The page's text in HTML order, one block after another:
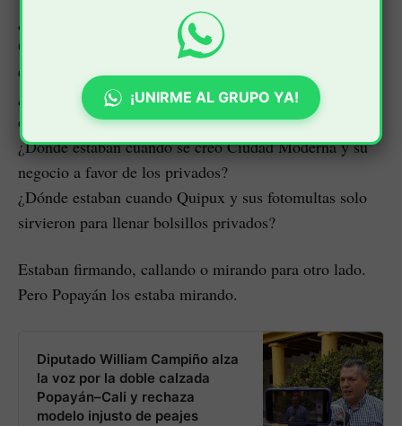
¿Dónde estaban cuando la Compañía Energética de
Occidente nos arrebato la distribución de la energía
eléctrica?
¿Dónde estaban cuando Serviaseo llenó sus bolsillos
con el dinero de los payaneses?
¿Dónde estaban cuando se creo Ciudad Moderna y su
negocio a favor de los privados?
¿Dónde estaban cuando Quipux y sus fotomultas solo
sirvieron para llenar bolsillos privados?
Estaban firmando, callando o mirando para otro lado.
Pero Popayán los estaba mirando.
Diputado William Campiño alza
la voz por la doble calzada
Popayán–Cali y rechaza
modelo injusto de peajes
¡UNIRME AL GRUPO YA!